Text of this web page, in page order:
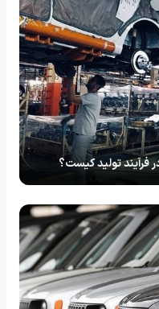
تولید کیست؟